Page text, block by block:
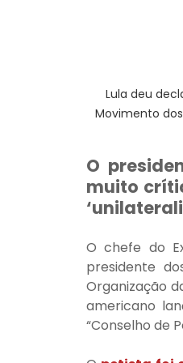
Lula deu
Movimento dos
O
muito
O chefe do
presidente
Organização
americano
“Conselho de